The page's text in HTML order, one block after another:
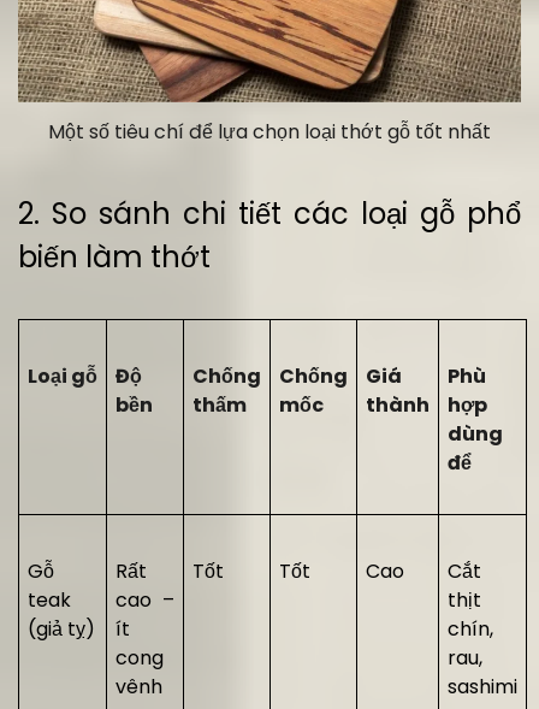
Một số tiêu chí để lựa chọn loại thớt gỗ tốt nhất
2. So sánh chi tiết các loại gỗ phổ
biến làm thớt
Loại gỗ
Độ
bền
Chống
thấm
Chống
mốc
Giá
thành
Phù
hợp
dùng
để
Gỗ
teak
(giả tỵ)
Rất
cao –
ít
cong
vênh
Tốt Tốt Cao
Cắt
thịt
chín,
rau,
sashimi